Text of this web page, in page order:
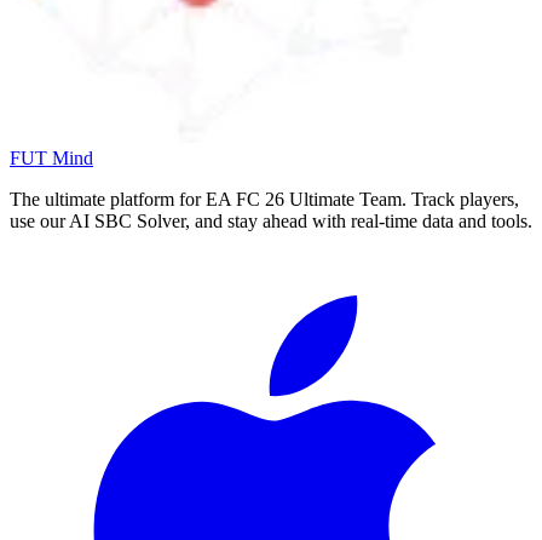
FUT Mind
The ultimate platform for EA FC 26 Ultimate Team. Track players,
use our AI SBC Solver, and stay ahead with real-time data and tools.